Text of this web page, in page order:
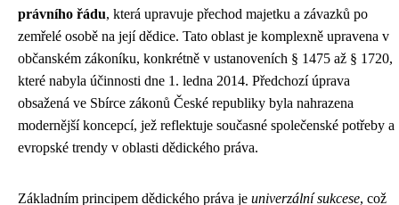
právního řádu, která upravuje přechod majetku a závazků po
zemřelé osobě na její dědice. Tato oblast je komplexně upravena v
občanském zákoníku, konkrétně v ustanoveních § 1475 až § 1720,
které nabyla účinnosti dne 1. ledna 2014. Předchozí úprava
obsažená ve Sbírce zákonů České republiky byla nahrazena
modernější koncepcí, jež reflektuje současné společenské potřeby a
evropské trendy v oblasti dědického práva.
Základním principem dědického práva je univerzální sukcese, což